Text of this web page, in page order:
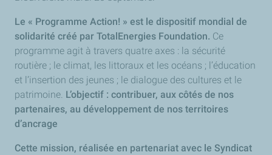
Le « Programme Action! » est le dispositif mondial de
solidarité créé par TotalEnergies Foundation. Ce
programme agit à travers quatre axes : la sécurité
routière ; le climat, les littoraux et les océans ; l’éducation
et l’insertion des jeunes ; le dialogue des cultures et le
patrimoine. L’objectif : contribuer, aux côtés de nos
partenaires, au développement de nos territoires
d’ancrage
Cette mission, réalisée en partenariat avec le Syndicat